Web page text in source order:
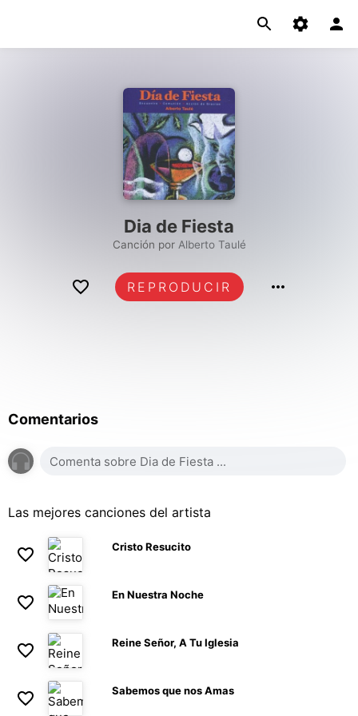
Dia de Fiesta
Canción por Alberto Taulé
REPRODUCIR
Comentarios
Las mejores canciones del artista
Cristo Resucito
En Nuestra Noche
Reine Señor, A Tu Iglesia
Sabemos que nos Amas